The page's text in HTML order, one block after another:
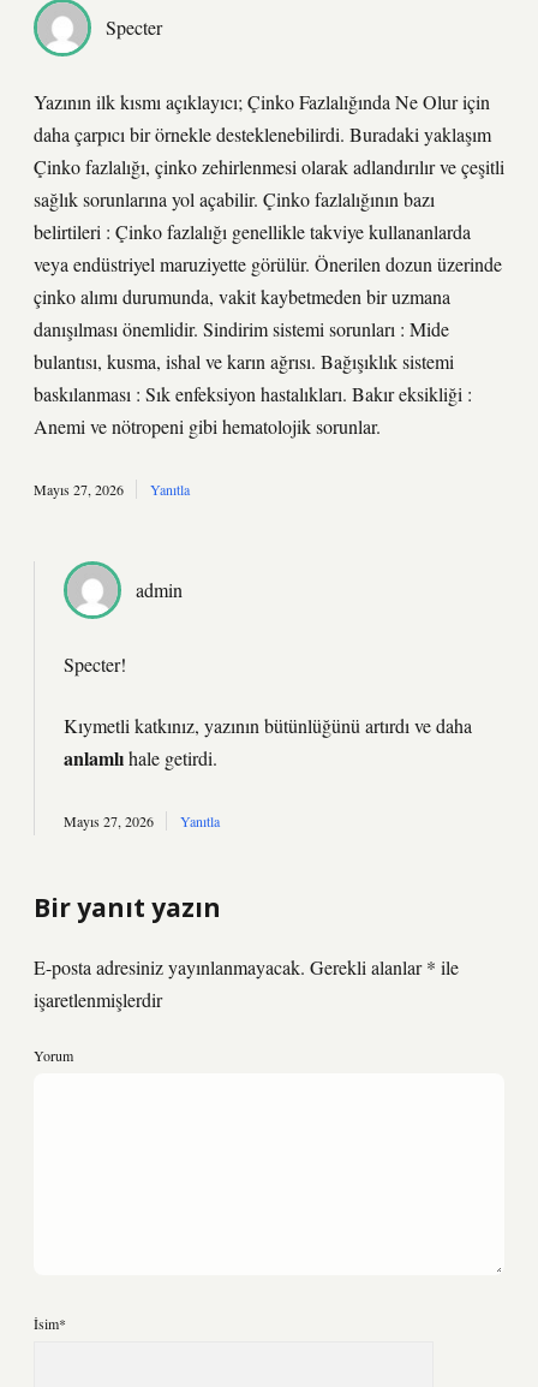
Specter
Yazının ilk kısmı açıklayıcı; Çinko Fazlalığında Ne Olur için
daha çarpıcı bir örnekle desteklenebilirdi. Buradaki yaklaşım
Çinko fazlalığı, çinko zehirlenmesi olarak adlandırılır ve çeşitli
sağlık sorunlarına yol açabilir. Çinko fazlalığının bazı
belirtileri : Çinko fazlalığı genellikle takviye kullananlarda
veya endüstriyel maruziyette görülür. Önerilen dozun üzerinde
çinko alımı durumunda, vakit kaybetmeden bir uzmana
danışılması önemlidir. Sindirim sistemi sorunları : Mide
bulantısı, kusma, ishal ve karın ağrısı. Bağışıklık sistemi
baskılanması : Sık enfeksiyon hastalıkları. Bakır eksikliği :
Anemi ve nötropeni gibi hematolojik sorunlar.
Mayıs 27, 2026 Yanıtla
admin
Specter!
Kıymetli katkınız, yazının bütünlüğünü artırdı ve daha
anlamlıhale getirdi.
Mayıs 27, 2026 Yanıtla
Bir yanıt yazın
E-posta adresiniz yayınlanmayacak. Gerekli alanlar* ile
işaretlenmişlerdir
Yorum
İsim*